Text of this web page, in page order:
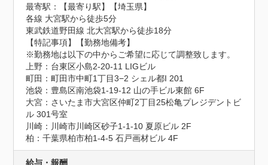
最寄駅：【最寄り駅】【埼玉県】
各線 大宮駅から徒歩5分
東武鉄道野田線 北大宮駅から徒歩18分
【特記事項】【勤務地備考】
※勤務地は以下の中からご希望に応じて調整致します。
上野：台東区小島2-20-11 LIGビル
町田：町田市中町1丁目3−2 シェル都I 201
池袋：豊島区南池袋1-19-12 山の手ビル東館 6F
大宮：さいたま市大宮区仲町2丁目25松亀プレジデントビ
ル 301号室
川崎：川崎市川崎区砂子1-1-10 夏原ビル 2F
柏：千葉県柏市柏1-4-5 石戸画材ビル 4F
給与・報酬